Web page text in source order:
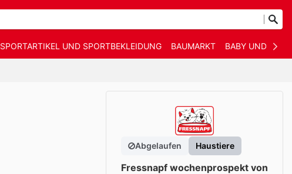
SPORTARTIKEL UND SPORTBEKLEIDUNG BAUMARKT BABY UND KIND
Abgelaufen Haustiere
Fressnapf wochenprospekt von